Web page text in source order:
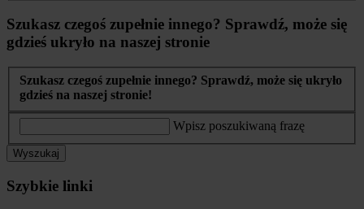
Szukasz czegoś zupełnie innego? Sprawdź, może się
gdzieś ukryło na naszej stronie
Szukasz czegoś zupełnie innego? Sprawdź, może się ukryło
gdzieś na naszej stronie!
Wpisz poszukiwaną frazę
Wyszukaj
Szybkie linki